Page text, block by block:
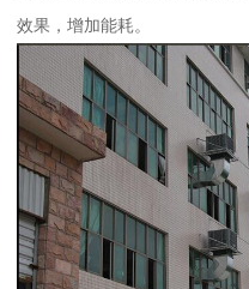
效果，增加能耗。